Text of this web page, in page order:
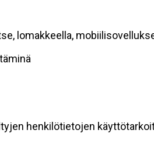
lomakkeella,
henkilötietojen